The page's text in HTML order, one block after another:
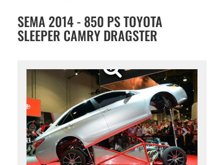
SEMA 2014 - 850 PS TOYOTA
SLEEPER CAMRY DRAGSTER